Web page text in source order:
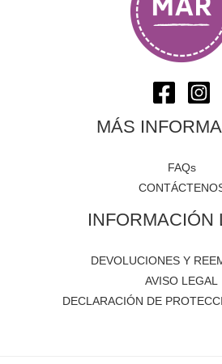
MÁS
FAQs
INFORMACIÓN
DEVOLUCIONES Y
AVISO LEGAL
DECLARACIÓN DE